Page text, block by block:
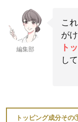
編集部
こ
が
ト
し
トッピング成分その